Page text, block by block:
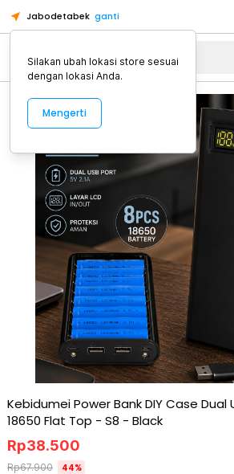
Jabodetabek ganti
Alat Kopi
Kebidumei Power Bank DIY Case Dual
18650 Flat Top - S8 - Black
Rp38.500
Rp67.900 44%
Silakan ubah lokasi store sesuai
dengan lokasi Anda.
Mengerti